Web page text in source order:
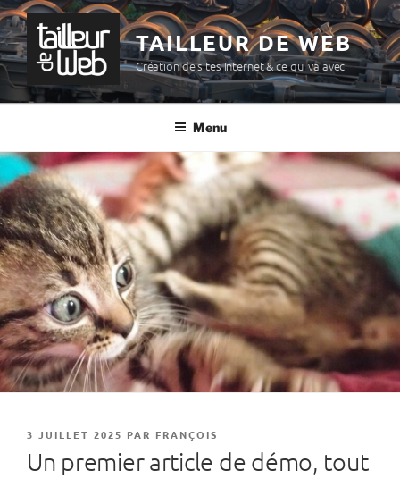
Aller
au
contenu
principal
TAILLEUR DE WEB
Création de sites Internet & ce qui va avec
Menu
PUBLIÉ
3 JUILLET 2025 PAR FRANÇOIS
Un premier article de démo, tout